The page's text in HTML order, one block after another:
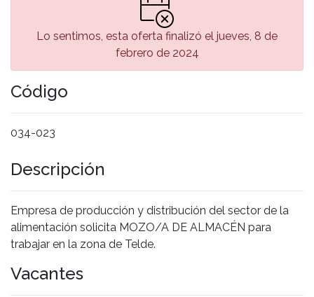
Lo sentimos, esta oferta finalizó el jueves, 8 de
febrero de 2024
Código
034-023
Descripción
Empresa de producción y distribución del sector de la
alimentación solicita MOZO/A DE ALMACÉN para
trabajar en la zona de Telde.
Vacantes